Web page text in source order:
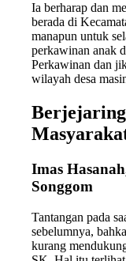
Ia berharap dan
berada di
manapun untuk
perkawinan anak
Perkawinan dan
wilayah desa
Imas
Songgom
Tantangan pada
sebelumnya,
kurang